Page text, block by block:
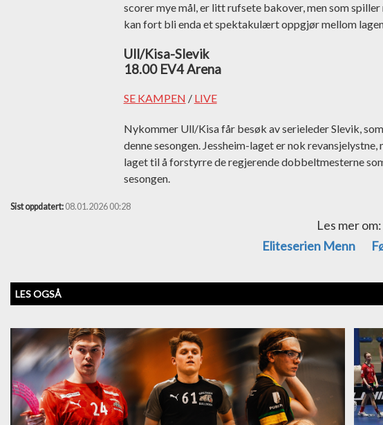
scorer mye mål, er litt rufsete bakover, men som
kan fort bli enda et spektakulært oppgjør mellom
Ull/Kisa-Slevik
18.00 EV4 Arena
SE KAMPEN / LIVE
Nykommer Ull/Kisa får besøk av serieleder Slevik,
denne sesongen. Jessheim-laget er nok
laget til å forstyrre de regjerende dobbeltmesterne
sesongen.
Sist oppdatert: 08.01.2026 00:28
Les mer om:
Eliteserien Menn
LES OGSÅ